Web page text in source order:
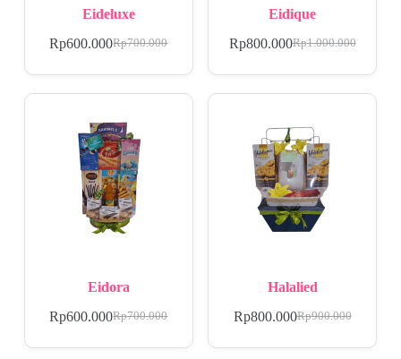
Eideluxe
Rp700.000
Rp600.000
Eidique
Rp1.000.000
Rp800.000
Eidora
Rp700.000
Rp600.000
Halalied
Rp900.000
Rp800.000